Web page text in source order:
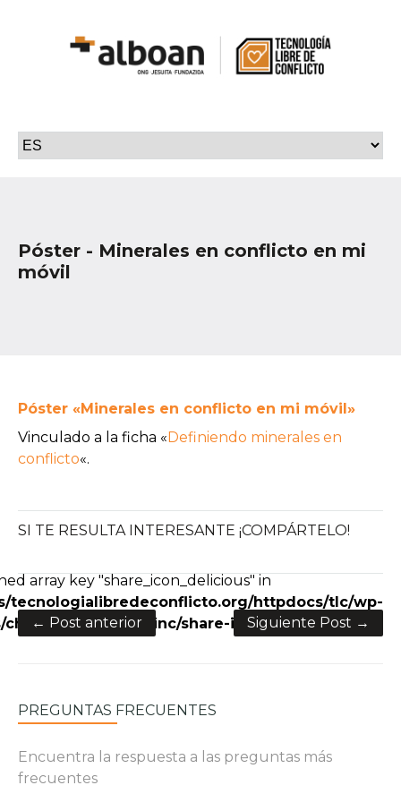
Póster - Minerales en conflicto en mi
móvil
Póster «Minerales en conflicto en mi móvil»
Vinculado a la ficha «Definiendo minerales en
conflicto«.
SI TE RESULTA INTERESANTE ¡COMPÁRTELO!
array key "share_icon_delicious" in
tecnologialibredeconflicto.org/httpdocs/tlc/wp-
framework/inc/share-icons.phpon line28
← Post anterior Siguiente Post →
PREGUNTAS FRECUENTES
Encuentra la respuesta a las preguntas más
frecuentes